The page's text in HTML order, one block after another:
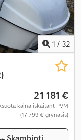
1 / 32
21 181 €
kaina įskaitant PVM
(17 799 € grynasis)